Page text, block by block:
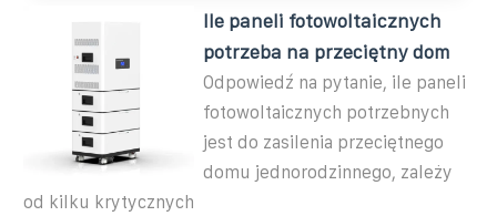
Ile paneli fotowoltaicznych
potrzeba na przeciętny dom
Odpowiedź na pytanie, ile paneli
fotowoltaicznych potrzebnych
jest do zasilenia przeciętnego
domu jednorodzinnego, zależy
od kilku krytycznych